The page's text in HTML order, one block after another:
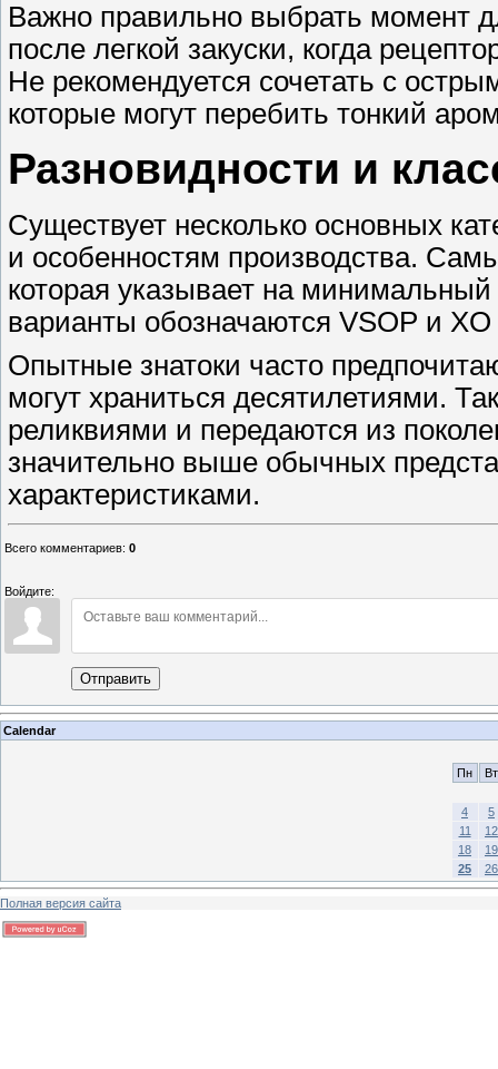
Важно правильно выбрать момент
после легкой закуски, когда
Не рекомендуется сочетать с
которые могут перебить тонкий
Разновидности и
Существует несколько основных
и особенностям производства.
которая указывает на
варианты обозначаются VSOP и XO
Опытные знатоки часто
могут храниться десятилетиями.
реликвиями и передаются из
значительно выше обычных
характеристиками.
Всего комментариев: 0
Войдите:
Отправить
Calendar
Пн Вт
4
5
11
12
18
19
25
26
Полная версия сайта